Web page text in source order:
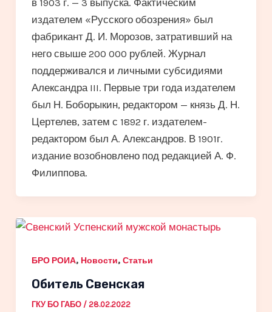
издателем «Русского обозрения» был
фабрикант Д. И. Морозов, затративший на
него свыше 200 000 рублей. Журнал
поддерживался и личными субсидиями
Александра III. Первые три года издателем
был Н. Боборыкин, редактором — князь Д. Н.
Цертелев, затем с 1892 г. издателем-
редактором был А. Александров. В 1901г.
издание возобновлено под редакцией А. Ф.
Филиппова.
БРО РОИА, Новости, Статьи
Обитель Свенская
ГКУ БО ГАБО / 28.02.2022